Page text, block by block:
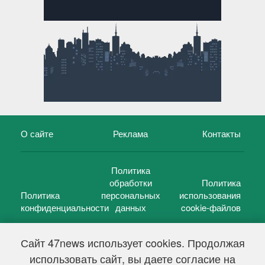
Сайт 47news использует cookies. Продолжая
использовать сайт, вы даете согласие на
О сайте Реклама Контакты
Политика
конфиденциальности
Политика
обработки
персональных
данных
Политика
использования
cookie-файлов